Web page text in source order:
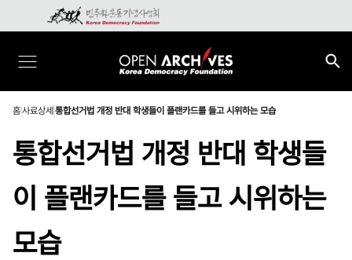
홈사료상세 통합선거법 개정 반대 학생들이 플랜카드를 들고 시위하는 모습
통합선거법 개정 반대 학생들
이 플랜카드를 들고 시위하는
모습